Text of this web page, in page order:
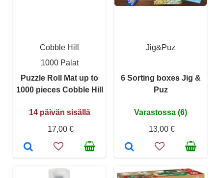
Cobble Hill
1000 Palat
Puzzle Roll Mat up to
1000 pieces Cobble Hill
14 päivän sisällä
17,00 €
Jig&Puz
6 Sorting boxes Jig &
Puz
Varastossa (6)
13,00 €